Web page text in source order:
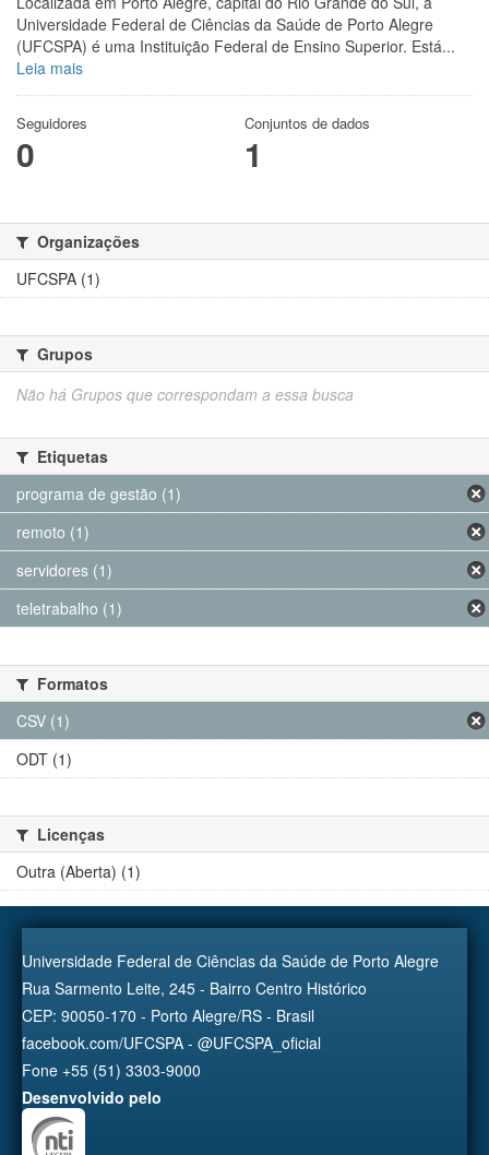
Universidade Federal de Ciências da Saúde de Porto Alegre
(UFCSPA) é uma Instituição Federal de Ensino Superior. Está...
Leia mais
Seguidores
0
Conjuntos de dados
1
Organizações
UFCSPA (1)
Grupos
Não há Grupos que correspondam a essa busca
Etiquetas
programa de gestão (1)
remoto (1)
servidores (1)
teletrabalho (1)
Formatos
CSV (1)
ODT (1)
Licenças
Outra (Aberta) (1)
Universidade Federal de Ciências da Saúde de Porto Alegre
Rua Sarmento Leite, 245 - Bairro Centro Histórico
CEP: 90050-170 - Porto Alegre/RS - Brasil
facebook.com/UFCSPA - @UFCSPA_oficial
Fone +55 (51) 3303-9000
Desenvolvido pelo